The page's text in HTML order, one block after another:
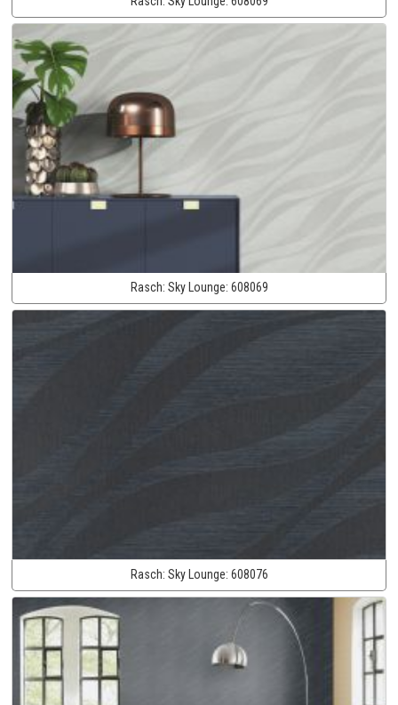
Rasch: Sky Lounge: 608069
Rasch: Sky Lounge: 608076